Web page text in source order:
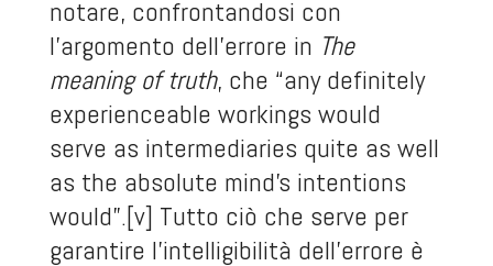
notare, confrontandosi con
l’argomento dell’errore in The
meaning of truth, che “any definitely
experienceable workings would
serve as intermediaries quite as well
as the absolute mind’s intentions
would”.[v] Tutto ciò che serve per
garantire l’intelligibilità dell’errore è